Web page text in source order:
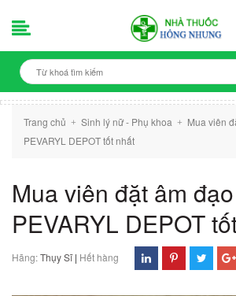
Trang chủ + Sinh lý nữ - Phụ khoa +
Mua viên
PEVARYL DEPOT tốt nhất
Mua viên đặt âm
PEVARYL DEPOT
Hãng:Thụy Sĩ| Hết hàng